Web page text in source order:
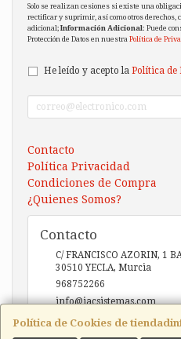
Política de Cookies de
Solo se realizan cesiones si existe una
rectificar y suprimir, así como otros derechos,
adicional;Información Adicional: Puede
Protección de Datos en nuestra Política de
He leído y acepto la Política de
Contacto
Política Privacidad
Condiciones de Compra
¿Quienes Somos?
Contacto
C/ FRANCISCO AZORIN, 1
30510 YECLA, Murcia
968752266
info@iacsistemas.com